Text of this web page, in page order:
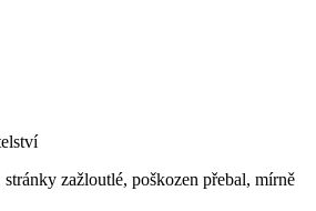
zažloutlé, poškozen přebal, mírně